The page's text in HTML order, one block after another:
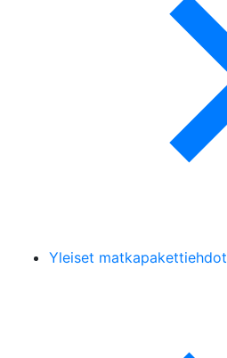
Yleiset matkapakettiehdot